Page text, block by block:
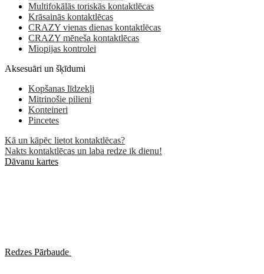
Multifokālās toriskās kontaktlēcas
Krāsainās kontaktlēcas
CRAZY vienas dienas kontaktlēcas
CRAZY mēneša kontaktlēcas
Miopijas kontrolei
Aksesuāri un šķīdumi
Kopšanas līdzekļi
Mitrinošie pilieni
Konteineri
Pincetes
Kā un kāpēc lietot kontaktlēcas?
Nakts kontaktlēcas un laba redze ik dienu!
Dāvanu kartes
Redzes Pārbaude